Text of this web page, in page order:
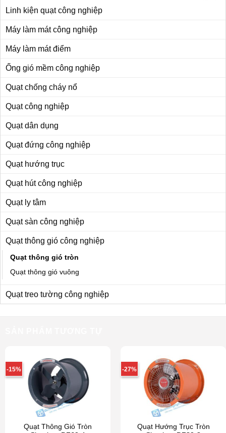
Linh kiện quạt công nghiệp
Máy làm mát công nghiệp
Máy làm mát điểm
Ống gió mềm công nghiệp
Quạt chống cháy nổ
Quạt công nghiệp
Quạt dân dụng
Quạt đứng công nghiệp
Quạt hướng trục
Quạt hút công nghiệp
Quạt ly tâm
Quạt sàn công nghiệp
Quạt thông gió công nghiệp
Quạt thông gió tròn
Quạt thông gió vuông
Quạt treo tường công nghiệp
-15%
Quạt Thông Gió Tròn
-27%
Quạt Hướng Trục Tròn